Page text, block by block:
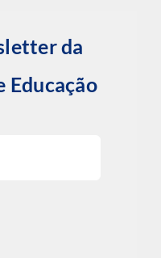
da
Educação